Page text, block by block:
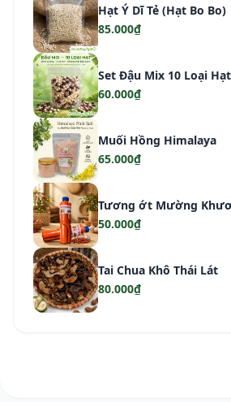
Hạt Ý Dĩ Tẻ (Hạt Bo Bo)
85.000₫
Set Đậu Mix 10 Loại Hạt
60.000₫
Muối Hồng Himalaya
65.000₫
Tương ớt Mường
50.000₫
Tai Chua Khô Thái Lát
80.000₫